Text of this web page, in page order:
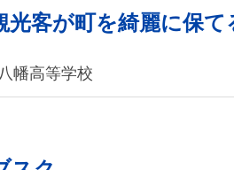
光客が町を綺麗に保
幡高等学校